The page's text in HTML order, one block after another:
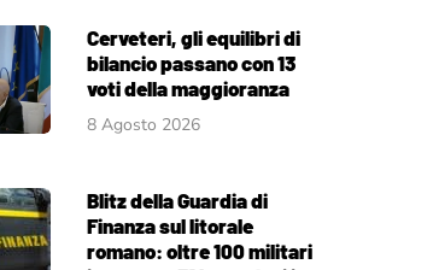
Cerveteri, gli equilibri di
bilancio passano con 13
voti della maggioranza
8 Agosto 2026
Blitz della Guardia di
Finanza sul litorale
romano: oltre 100 militari